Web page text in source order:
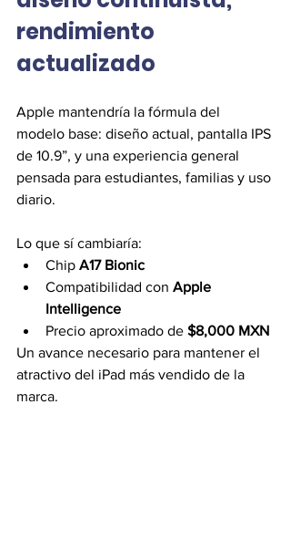
rendimiento
actualizado
Apple mantendría la fórmula del
modelo base: diseño actual, pantalla IPS
de 10.9”, y una experiencia general
pensada para estudiantes, familias y uso
diario.
Lo que sí cambiaría:
Chip A17 Bionic
Compatibilidad con Apple
Intelligence
Precio aproximado de $8,000 MXN
Un avance necesario para mantener el
atractivo del iPad más vendido de la
marca.